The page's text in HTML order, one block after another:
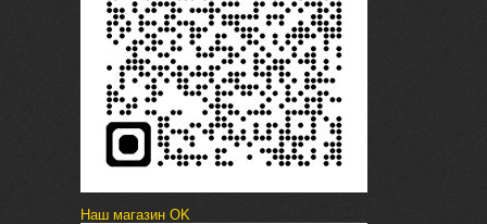
Наш магазин OK